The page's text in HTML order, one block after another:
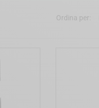
Ordina per: